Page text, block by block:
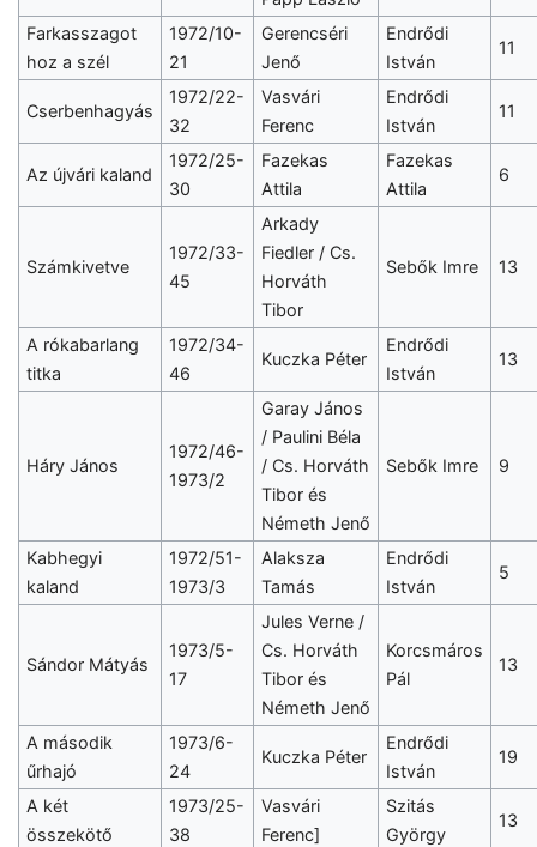
Farkasszagot
hoz a szél
1972/10-
21
Gerencséri
Jenő
Endrődi
István
11
Cserbenhagyás
1972/22-
32
Vasvári
Ferenc
Endrődi
István
11
Az újvári kaland
1972/25-
30
Fazekas
Attila
Fazekas
Attila
6
Számkivetve
1972/33-
45
Arkady
Fiedler / Cs.
Horváth
Tibor
Sebők Imre 13
A rókabarlang
titka
1972/34-
46
Kuczka Péter
Endrődi
István
13
Háry János
1972/46-
1973/2
Garay János
/ Paulini Béla
/ Cs. Horváth
Tibor és
Németh Jenő
Sebők Imre 9
Kabhegyi
kaland
1972/51-
1973/3
Alaksza
Tamás
Endrődi
István
5
Sándor Mátyás
1973/5-
17
Jules Verne /
Cs. Horváth
Tibor és
Németh Jenő
Korcsmáros
Pál
13
A második
űrhajó
1973/6-
24
Kuczka Péter
Endrődi
István
19
A két
összekötő
1973/25-
38
Vasvári
Ferenc]
Szitás
György
13